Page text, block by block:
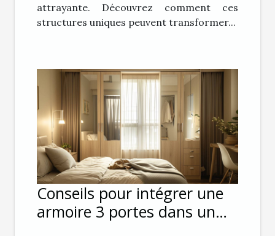
attrayante. Découvrez comment ces
structures uniques peuvent transformer...
Conseils pour intégrer une
armoire 3 portes dans un